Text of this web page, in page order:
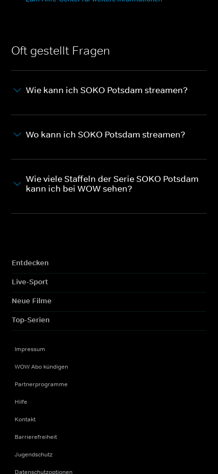
Oft gestellt Fragen
Wie kann ich SOKO Potsdam streamen?
Wo kann ich SOKO Potsdam streamen?
Wie viele Staffeln der Serie SOKO Potsdam
kann ich bei WOW sehen?
Entdecken
Live-Sport
Neue Filme
Top-Serien
Impressum
WOW Abo kündigen
Partnerprogramme
Hilfe
Kontakt
Barrierefreiheit
Jugendschutz
Datenschutzoptionen